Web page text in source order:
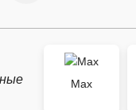
Max